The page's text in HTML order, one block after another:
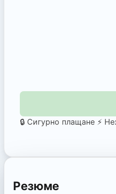
🔒 Сигурно плащане ⚡
Резюме